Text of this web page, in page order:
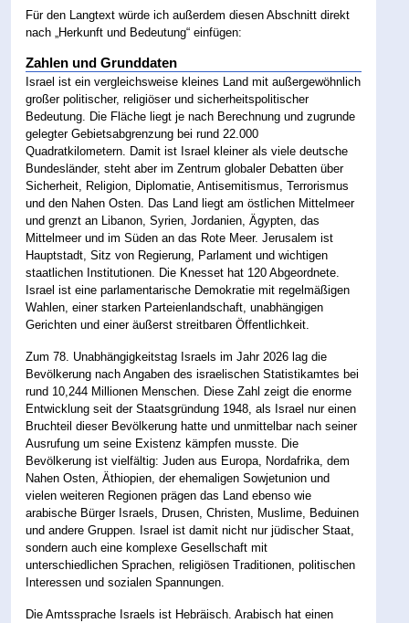
Für den Langtext würde ich außerdem diesen Abschnitt direkt
nach „Herkunft und Bedeutung“ einfügen:
Zahlen und Grunddaten
Israel ist ein vergleichsweise kleines Land mit außergewöhnlich
großer politischer, religiöser und sicherheitspolitischer
Bedeutung. Die Fläche liegt je nach Berechnung und zugrunde
gelegter Gebietsabgrenzung bei rund 22.000
Quadratkilometern. Damit ist Israel kleiner als viele deutsche
Bundesländer, steht aber im Zentrum globaler Debatten über
Sicherheit, Religion, Diplomatie, Antisemitismus, Terrorismus
und den Nahen Osten. Das Land liegt am östlichen Mittelmeer
und grenzt an Libanon, Syrien, Jordanien, Ägypten, das
Mittelmeer und im Süden an das Rote Meer. Jerusalem ist
Hauptstadt, Sitz von Regierung, Parlament und wichtigen
staatlichen Institutionen. Die Knesset hat 120 Abgeordnete.
Israel ist eine parlamentarische Demokratie mit regelmäßigen
Wahlen, einer starken Parteienlandschaft, unabhängigen
Gerichten und einer äußerst streitbaren Öffentlichkeit.
Zum 78. Unabhängigkeitstag Israels im Jahr 2026 lag die
Bevölkerung nach Angaben des israelischen Statistikamtes bei
rund 10,244 Millionen Menschen. Diese Zahl zeigt die enorme
Entwicklung seit der Staatsgründung 1948, als Israel nur einen
Bruchteil dieser Bevölkerung hatte und unmittelbar nach seiner
Ausrufung um seine Existenz kämpfen musste. Die
Bevölkerung ist vielfältig: Juden aus Europa, Nordafrika, dem
Nahen Osten, Äthiopien, der ehemaligen Sowjetunion und
vielen weiteren Regionen prägen das Land ebenso wie
arabische Bürger Israels, Drusen, Christen, Muslime, Beduinen
und andere Gruppen. Israel ist damit nicht nur jüdischer Staat,
sondern auch eine komplexe Gesellschaft mit
unterschiedlichen Sprachen, religiösen Traditionen, politischen
Interessen und sozialen Spannungen.
Die Amtssprache Israels ist Hebräisch. Arabisch hat einen